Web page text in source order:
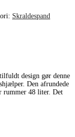
Skraldespand
design gør denne
Den afrundede
rummer 48 liter. Det